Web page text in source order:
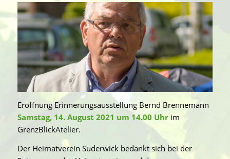
Eröffnung Erinnerungsausstellung Bernd Brennemann
Samstag, 14. August 2021 um 14.00 Uhrim
GrenzBlickAtelier.
Der Heimatverein Suderwick bedankt sich bei der